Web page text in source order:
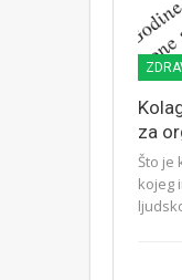
za
Što je
kojeg